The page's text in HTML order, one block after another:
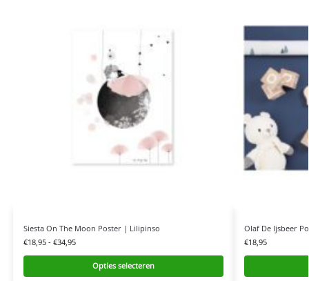
Siesta On The Moon Poster | Lilipinso
€18,95 - €34,95
Opties selecteren
Olaf De Ijsbeer
€18,95